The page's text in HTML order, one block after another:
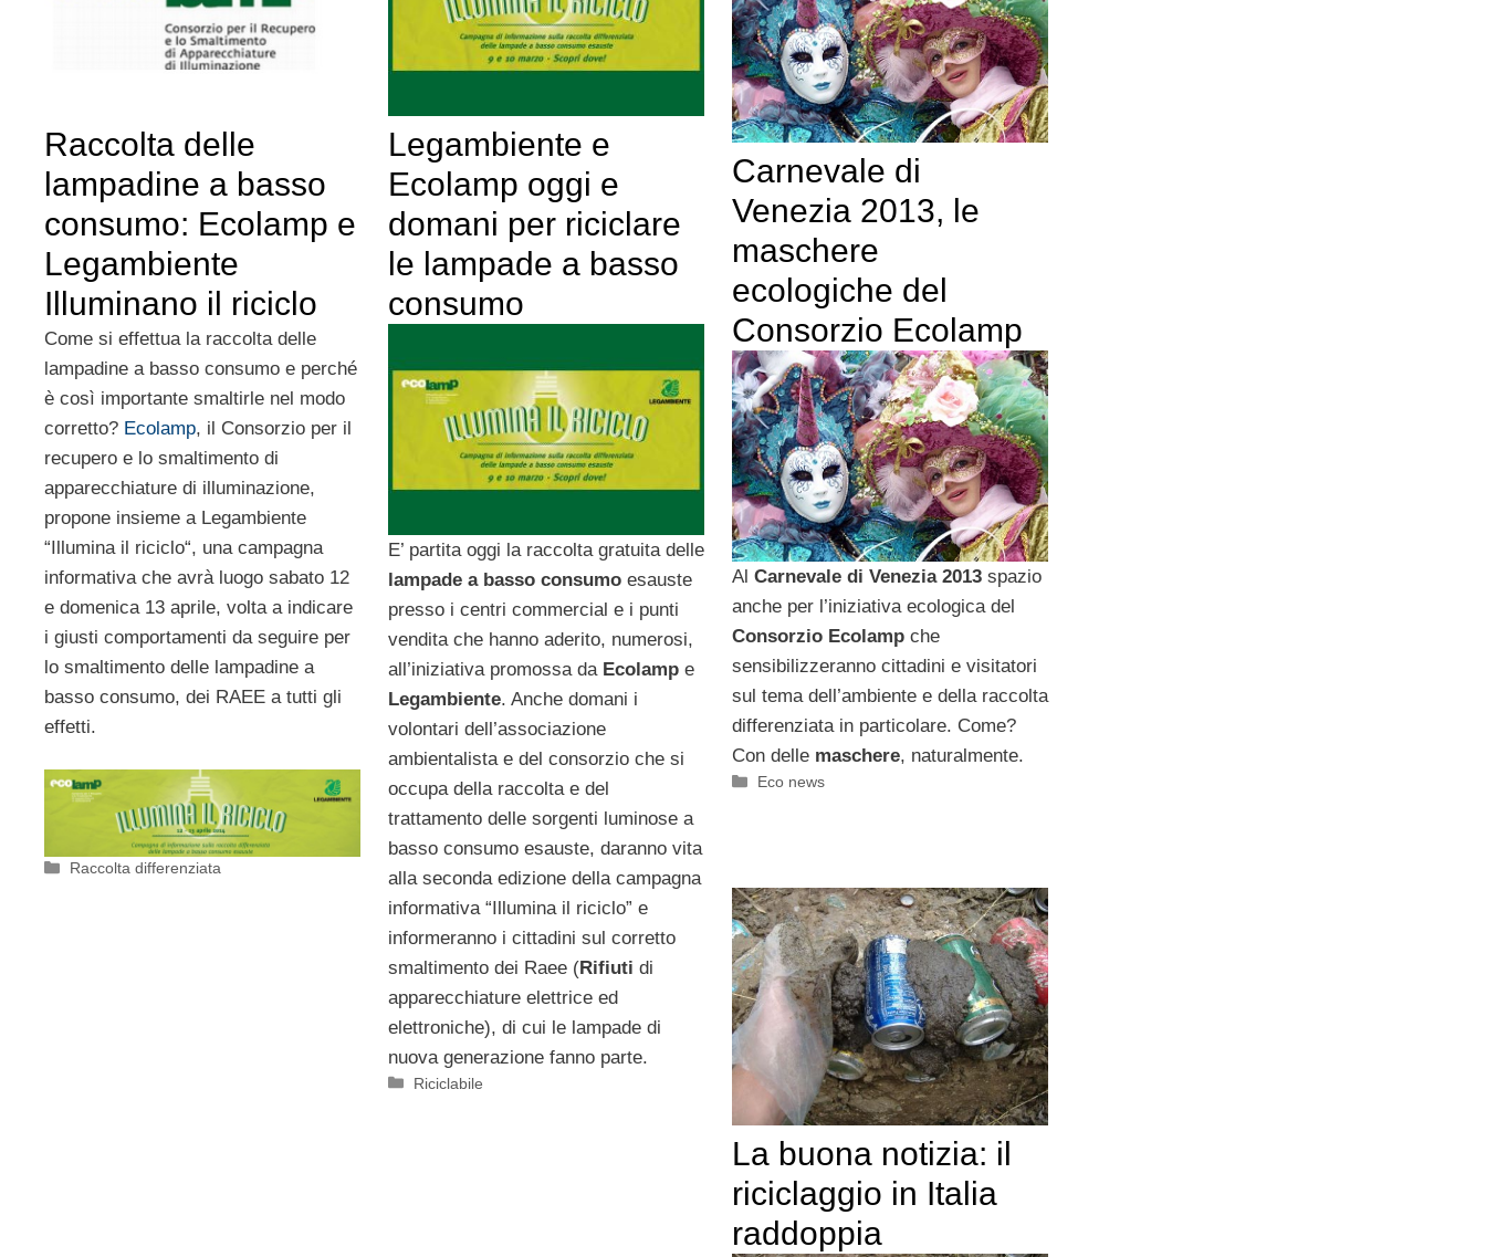
Raccolta delle
lampadine a basso
consumo: Ecolamp e
Legambiente
Illuminano il riciclo
Come si effettua la raccolta delle
lampadine a basso consumo e perché
è così importante smaltirle nel modo
corretto? Ecolamp, il Consorzio per il
recupero e lo smaltimento di
apparecchiature di illuminazione,
propone insieme a Legambiente
“Illumina il riciclo“, una campagna
informativa che avrà luogo sabato 12
e domenica 13 aprile, volta a indicare
i giusti comportamenti da seguire per
lo smaltimento delle lampadine a
basso consumo, dei RAEE a tutti gli
effetti.
Categorie
Raccolta differenziata
Legambiente e
Ecolamp oggi e
domani per riciclare
le lampade a basso
consumo
E’ partita oggi la raccolta gratuita delle
lampade a basso consumoesauste
presso i centri commercial e i punti
vendita che hanno aderito, numerosi,
all’iniziativa promossa da Ecolampe
Legambiente. Anche domani i
volontari dell’associazione
ambientalista e del consorzio che si
occupa della raccolta e del
trattamento delle sorgenti luminose a
basso consumo esauste, daranno vita
alla seconda edizione della campagna
informativa “Illumina il riciclo” e
informeranno i cittadini sul corretto
smaltimento dei Raee (Rifiuti di
apparecchiature elettrice ed
elettroniche), di cui le lampade di
nuova generazione fanno parte.
Categorie
Riciclabile
Carnevale di
Venezia 2013, le
maschere
ecologiche del
Consorzio Ecolamp
Al Carnevale di Venezia 2013spazio
anche per l’iniziativa ecologica del
Consorzio Ecolampche
sensibilizzeranno cittadini e visitatori
sul tema dell’ambiente e della raccolta
differenziata in particolare. Come?
Con delle maschere, naturalmente.
Categorie
Eco news
La buona notizia: il
riciclaggio in Italia
raddoppia